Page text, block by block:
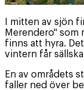
I mitten av sjön
Merendero" som
finns att hyra.
vintern får
En av områdets
faller ned över